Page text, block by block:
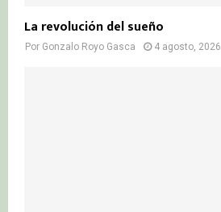
La revolución del sueño
Por Gonzalo Royo Gasca 4 agosto, 2026